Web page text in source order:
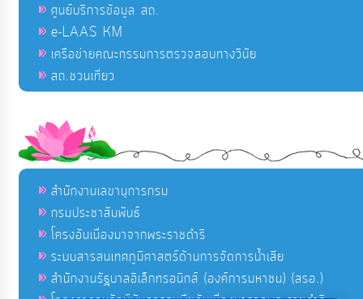
ศูนย์บริการข้อมูล สถ.
e-LAAS KM
เครือข่ายคณะกรรมการตรวจสอบทางวินัย
สถ.ชวนเที่ยว
สำนักงานเลขานุการกรม
กรมประชาสัมพันธ์
โครงอันเนื่องมาจากพระราชดำริ
ระบบสารสนเทศภูมิศาสตร์ด้านการจัดการน้ำเสีย
สำนักงานรัฐบาลอิเล็กทรอนิกส์ (องค์การมหาชน) (สรอ.)